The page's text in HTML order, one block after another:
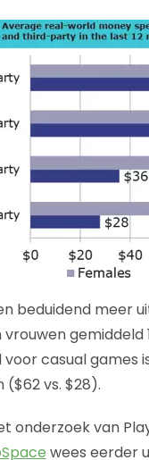
beduidend meer
gemiddeld
voor casual
vs. $28).
onderzoek van
wees eerder